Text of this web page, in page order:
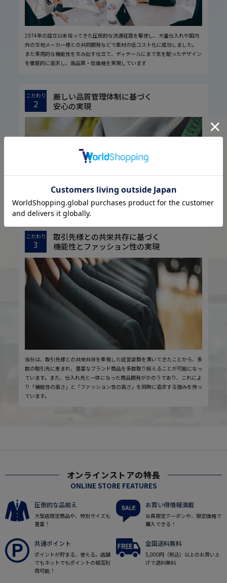
1974年の設立以来培ってきた圧倒的な流通経路を駆使し、大量仕入れや国内
外の生地メーカー様との共同開発などで素材の低コスト化に成功しました。
また実用的な機能性を生み出す仕立て、ディテールにまで気を配ったデザイン
を徹底的に追求し、高品質・低価格を実現しています
こだわり
2
厳しい品質管理体制に基づく
安心の実現
お客様に安心してお買い物していただくために、厳しい品質検査基準を設定し
ています。
こだわり
3
取引先様との共栄共存に基づく
機能性とファッション性の実現
当社は、取引先様との共栄共存を重視した経営姿勢を貫いてきたことから、多
数の取引先に恵まれ、豊富なブランド商品を多数取り揃えることが可能になっ
ています。また、仕入れ先と一体になった商品開発がかのうであり、これによ
り「機能性の高さ」と「ファッション性の高さ」を同時に追求する強みを持っ
ています。
オンラインストアの特長
ONLINE STORE FEATURES
圧倒的な品揃え
大型店限定商品や、特別サイズも
豊富！
お買い得情報満載
会員限定クーポンや、限定価格で
購入できる！
共通ポイント
ポイントが貯まる、使える。店舗
でもネットでもポイントの相互利
用可能！
全国送料無料
5,000円（税込）以上のお買い上
げで送料無料